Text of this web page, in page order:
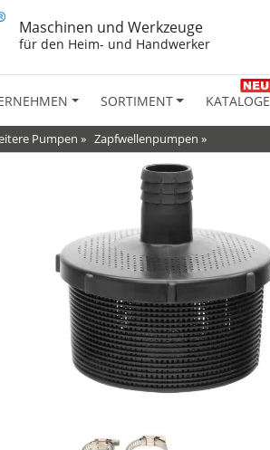
Maschinen und Werkzeuge
für den Heim- und Handwerker
SORTIMENT KATALOGE
Pumpen » Zapfwellenpumpen »